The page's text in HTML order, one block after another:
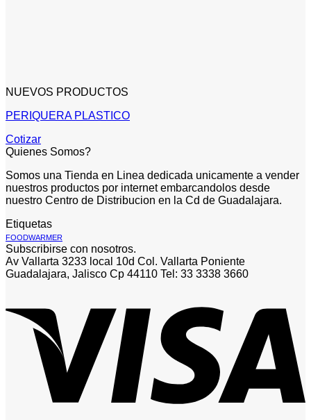
NUEVOS PRODUCTOS
PERIQUERA PLASTICO
Cotizar
Quienes Somos?
Somos una Tienda en Linea dedicada unicamente a vender
nuestros productos por internet embarcandolos desde
nuestro Centro de Distribucion en la Cd de Guadalajara.
Etiquetas
FOODWARMER
Subscribirse con nosotros.
Av Vallarta 3233 local 10d Col. Vallarta Poniente
Guadalajara, Jalisco Cp 44110 Tel: 33 3338 3660